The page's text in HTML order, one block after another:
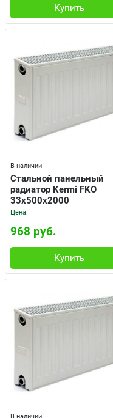
Купить
В наличии
Cтальной панельный
радиатор Kermi FKO
33x500x2000
Цена:
968 руб.
Купить
В наличии